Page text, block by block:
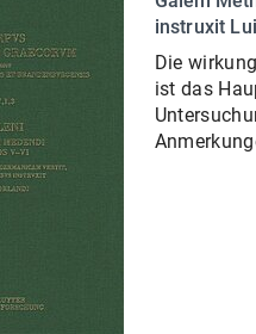
IN VORBEREITUNG
instruxit
Die
ist das